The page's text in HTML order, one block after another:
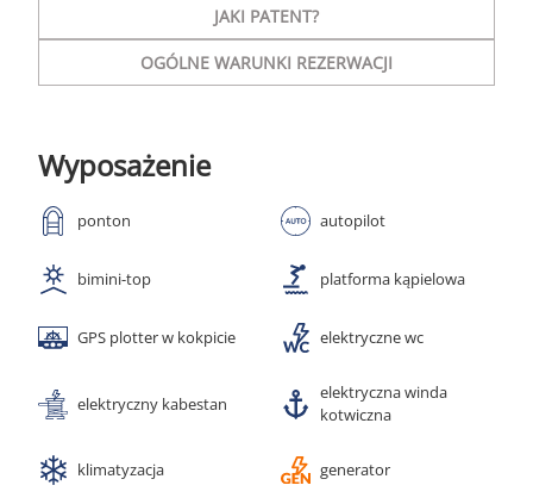
JAKI PATENT?
OGÓLNE WARUNKI REZERWACJI
Wyposażenie
ponton autopilot
bimini-top platforma kąpielowa
GPS plotter w kokpicie elektryczne wc
elektryczny kabestan
elektryczna winda
kotwiczna
klimatyzacja generator